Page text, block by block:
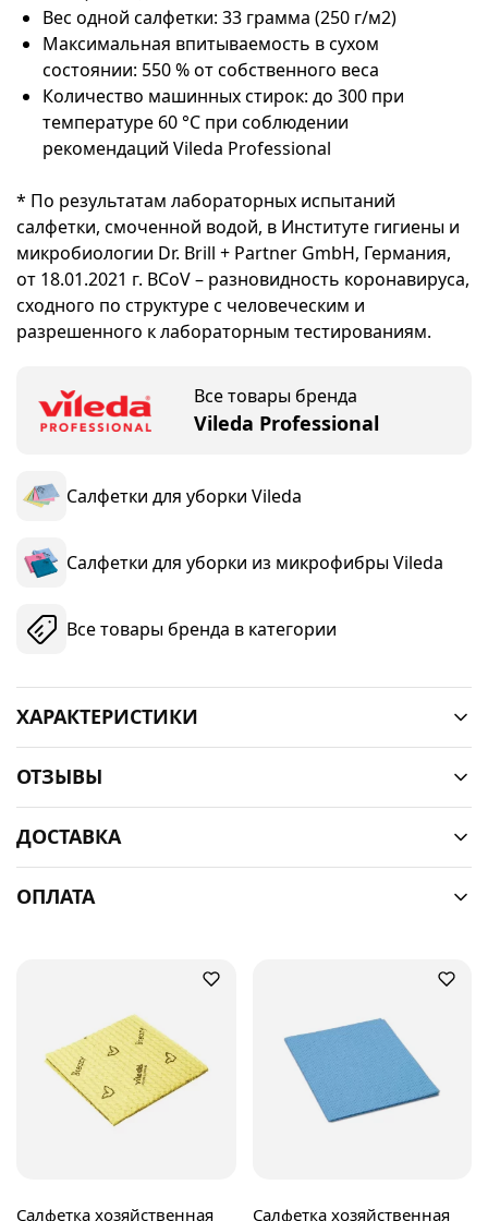
Вес одной салфетки: 33 грамма (250 г/м2)
Максимальная впитываемость в сухом
состоянии: 550 % от собственного веса
Количество машинных стирок: до 300 при
температуре 60 °C при соблюдении
рекомендаций Vileda Professional
* По результатам лабораторных испытаний
салфетки, смоченной водой, в Институте гигиены и
микробиологии Dr. Brill + Partner GmbH, Германия,
от 18.01.2021 г. BCoV – разновидность коронавируса,
сходного по структуре с человеческим и
разрешенного к лабораторным тестированиям.
Все товары бренда
Vileda Professional
Салфетки для уборки Vileda
Салфетки для уборки из микрофибры Vileda
Все товары бренда в категории
ХАРАКТЕРИСТИКИ
ОТЗЫВЫ
ДОСТАВКА
ОПЛАТА
Салфетка хозяйственная Салфетка хозяйственная